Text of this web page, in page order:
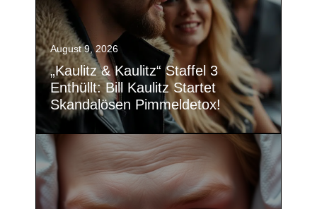
August 9, 2026
„Kaulitz & Kaulitz“ Staffel 3
Enthüllt: Bill Kaulitz Startet
Skandalösen Pimmeldetox!